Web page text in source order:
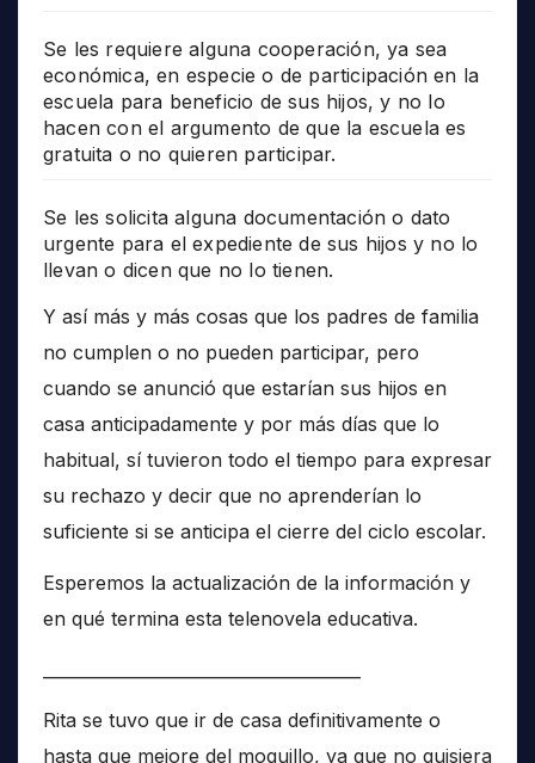
Se les requiere alguna cooperación, ya sea
económica, en especie o de participación en la
escuela para beneficio de sus hijos, y no lo
hacen con el argumento de que la escuela es
gratuita o no quieren participar.
Se les solicita alguna documentación o dato
urgente para el expediente de sus hijos y no lo
llevan o dicen que no lo tienen.
Y así más y más cosas que los padres de familia
no cumplen o no pueden participar, pero
cuando se anunció que estarían sus hijos en
casa anticipadamente y por más días que lo
habitual, sí tuvieron todo el tiempo para expresar
su rechazo y decir que no aprenderían lo
suficiente si se anticipa el cierre del ciclo escolar.
Esperemos la actualización de la información y
en qué termina esta telenovela educativa.
Rita se tuvo que ir de casa definitivamente o
hasta que mejore del moquillo, ya que no quisiera